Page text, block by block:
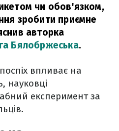
чи обов'язком,
зробити приємне
авторка
Бялобржеська.
впливає на
науковці
експеримент за